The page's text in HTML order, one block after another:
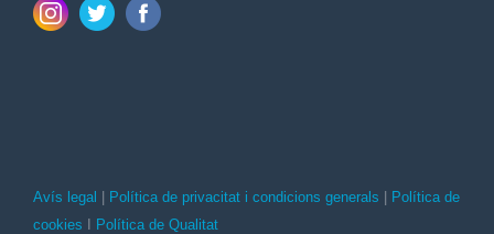
Avís legal | Política de privacitat i condicions generals | Política de
cookies I Política de Qualitat